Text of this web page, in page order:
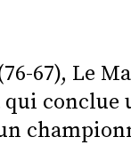
67), Le
conclue